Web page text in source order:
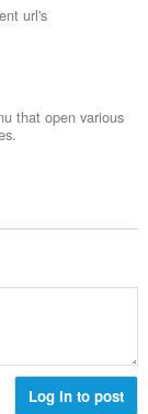
url's
that open various
Log in to post